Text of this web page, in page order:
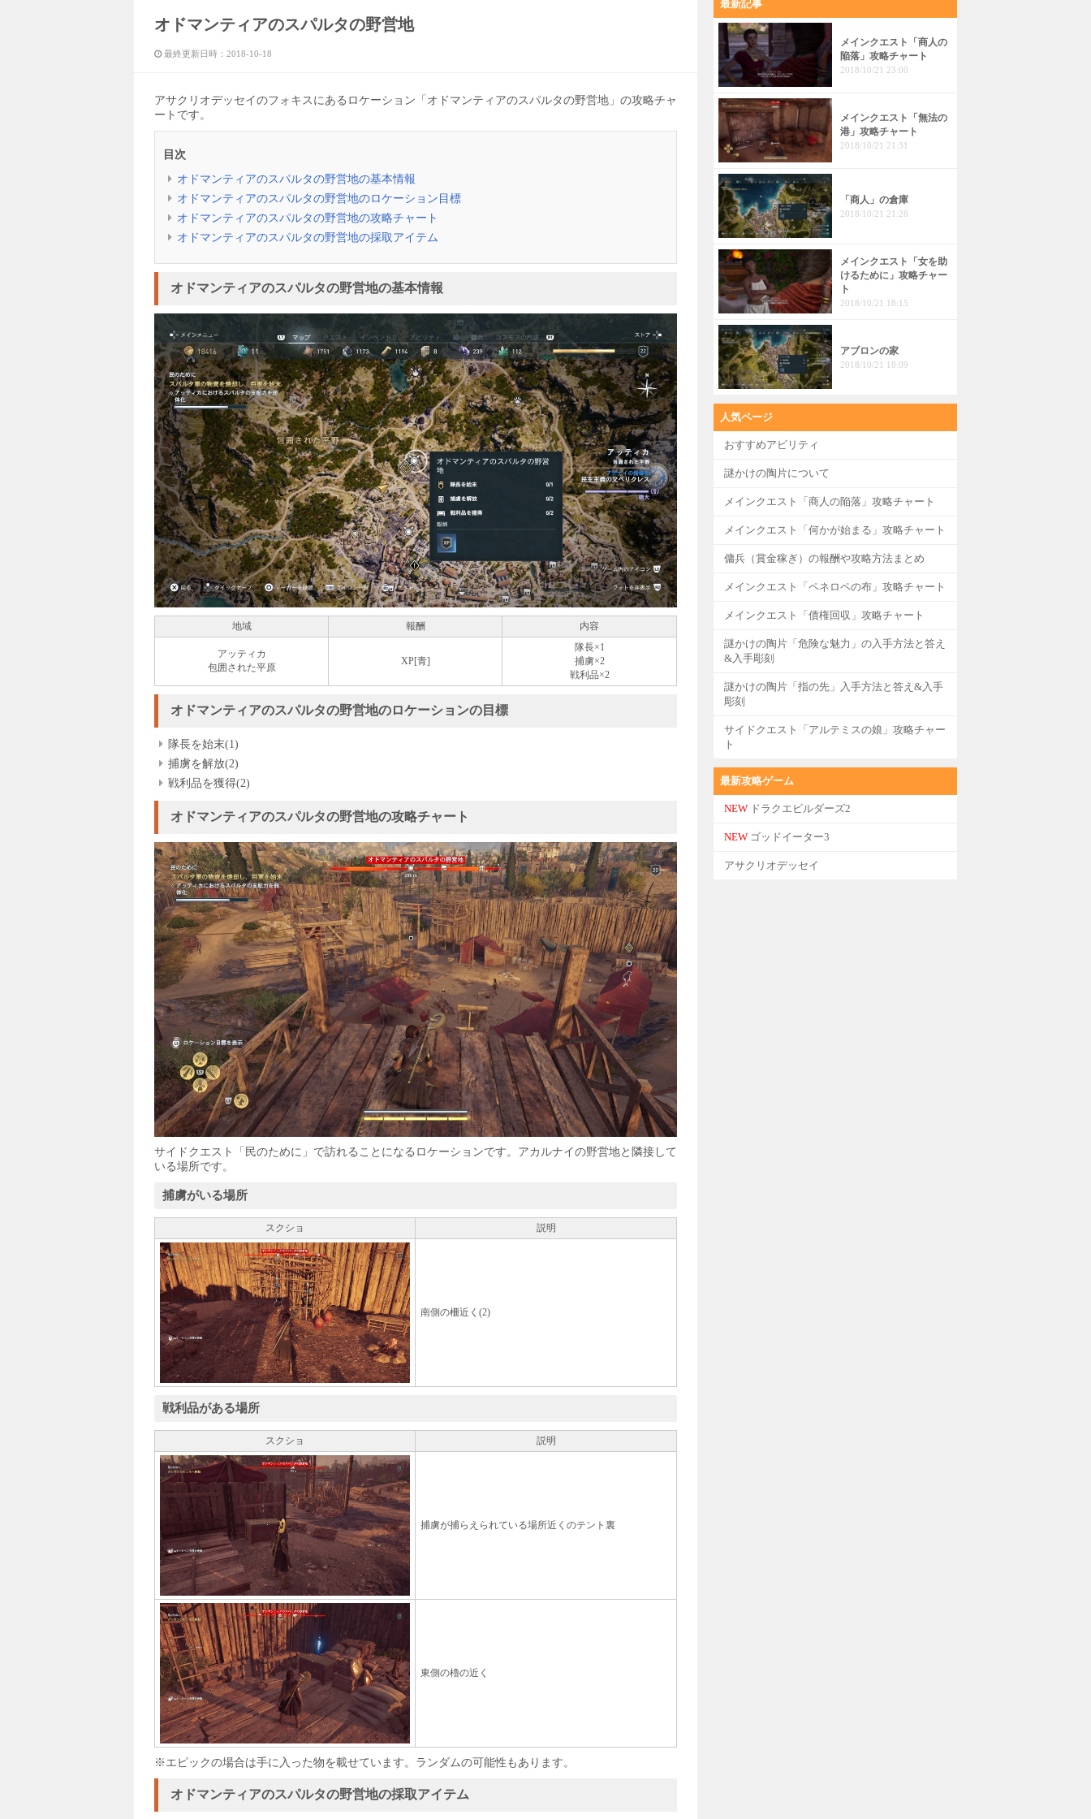
オドマンティアのスパルタの野営地
最終更新日時： 2018-10-18
アサクリオデッセイのフォキスにあるロケーション「オドマンティアのスパルタの野営地」の攻略チャ
ートです。
目次
オドマンティアのスパルタの野営地の基本情報
オドマンティアのスパルタの野営地のロケーション目標
オドマンティアのスパルタの野営地の攻略チャート
オドマンティアのスパルタの野営地の採取アイテム
オドマンティアのスパルタの野営地の基本情報
地域 報酬 内容
アッティカ
包囲された平原
XP[青]
隊長×1
捕虜×2
戦利品×2
オドマンティアのスパルタの野営地のロケーションの目標
隊長を始末(1)
捕虜を解放(2)
戦利品を獲得(2)
オドマンティアのスパルタの野営地の攻略チャート
サイドクエスト「民のために」で訪れることになるロケーションです。アカルナイの野営地と隣接して
いる場所です。
捕虜がいる場所
スクショ 説明
南側の柵近く(2)
戦利品がある場所
スクショ 説明
捕虜が捕らえられている場所近くのテント裏
東側の櫓の近く
※エピックの場合は手に入った物を載せています。ランダムの可能性もあります。
オドマンティアのスパルタの野営地の採取アイテム
最新記事
メインクエスト「商人の
陥落」攻略チャート
2018/10/21 23:00
メインクエスト「無法の
港」攻略チャート
2018/10/21 21:31
「商人」の倉庫
2018/10/21 21:28
メインクエスト「女を助
けるために」攻略チャー
ト
2018/10/21 18:15
アブロンの家
2018/10/21 18:09
人気ページ
おすすめアビリティ
謎かけの陶片について
メインクエスト「商人の陥落」攻略チャート
メインクエスト「何かが始まる」攻略チャート
傭兵（賞金稼ぎ）の報酬や攻略方法まとめ
メインクエスト「ペネロペの布」攻略チャート
メインクエスト「債権回収」攻略チャート
謎かけの陶片「危険な魅力」の入手方法と答え
&入手彫刻
謎かけの陶片「指の先」入手方法と答え&入手
彫刻
サイドクエスト「アルテミスの娘」攻略チャー
ト
最新攻略ゲーム
NEW ドラクエビルダーズ2
NEW ゴッドイーター3
アサクリオデッセイ